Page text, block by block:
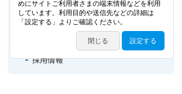
沿革100年史
採用情報